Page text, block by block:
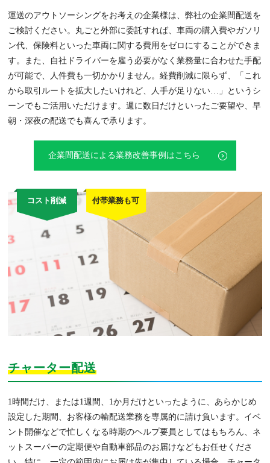
運送のアウトソーシングをお考えの企業様は、弊社の企業間配送を
ご検討ください。丸ごと外部に委託すれば、車両の購入費やガソリ
ン代、保険料といった車両に関する費用をゼロにすることができま
す。また、自社ドライバーを雇う必要がなく業務量に合わせた手配
が可能で、人件費も一切かかりません。経費削減に限らず、「これ
から取引ルートを拡大したいけれど、人手が足りない…」というシ
ーンでもご活用いただけます。週に数日だけといったご要望や、早
朝・深夜の配送でも喜んで承ります。
企業間配送による業務改善事例はこちら
コスト削減 付帯業務も可
チャーター配送
1時間だけ、または1週間、1か月だけといったように、あらかじめ
設定した期間、お客様の輸配送業務を専属的に請け負います。イベ
ント開催などで忙しくなる時期のヘルプ要員としてはもちろん、ネ
ットスーパーの定期便や自動車部品のお届けなどもお任せくださ